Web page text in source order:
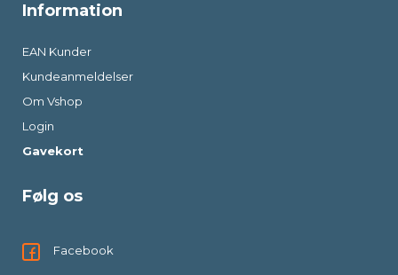
Information
EAN Kunder
Kundeanmeldelser
Om Vshop
Login
Gavekort
Følg os
Facebook